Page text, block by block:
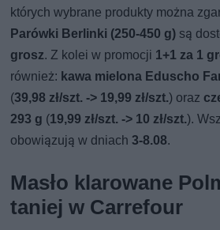
których wybrane produkty można
Parówki Berlinki (250-450 g) są
grosz. Z kolei w promocji 1+1 za 1
również: kawa mielona Eduscho
(39,98 zł/szt. -> 19,99 zł/szt.) oraz
293 g (19,99 zł/szt. -> 10 zł/szt.).
obowiązują w dniach3-8.08.
Masło klarowane
taniej w Carrefour